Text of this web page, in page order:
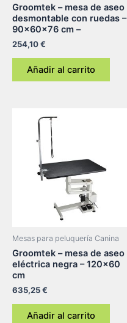
Groomtek – mesa de aseo
desmontable con ruedas –
90x60x76 cm –
254,10€
Añadir al carrito
Mesas para peluquería Canina
Groomtek – mesa de aseo
eléctrica negra – 120×60
cm
635,25€
Añadir al carrito